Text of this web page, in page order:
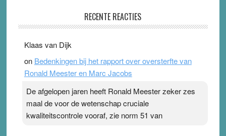
Ward van Beek
topsporters. Ze hopen ermee hun hartslag te verlagen
terwijl ze meer zuurstof opnemen. Daarop heeft zo’n
pleister geen effect. Maar het gevoel ‘makkelijker te
Pleisterplakkers in de topspsort › [...]
RECENTE REACTIES
Klaas van Dijk
on Bedenkingen bij het rapport over oversterfte van
Ronald Meester en Marc Jacobs
De afgelopen jaren heeft Ronald Meester zeker zes
maal de voor de wetenschap cruciale
kwaliteitscontrole vooraf, zie norm 51 van